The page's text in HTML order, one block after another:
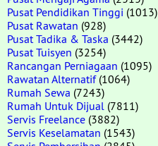
Pusat Pendidikan Tinggi (1013)
Pusat Rawatan (928)
Pusat Tadika & Taska (3442)
Pusat Tuisyen (3254)
Rancangan Perniagaan (1095)
Rawatan Alternatif(1064)
Rumah Sewa (7243)
Rumah Untuk Dijual (7811)
Servis Freelance (3882)
Servis Keselamatan (1543)